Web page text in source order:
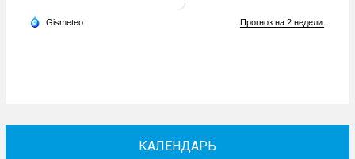
КАЛЕНДАРЬ